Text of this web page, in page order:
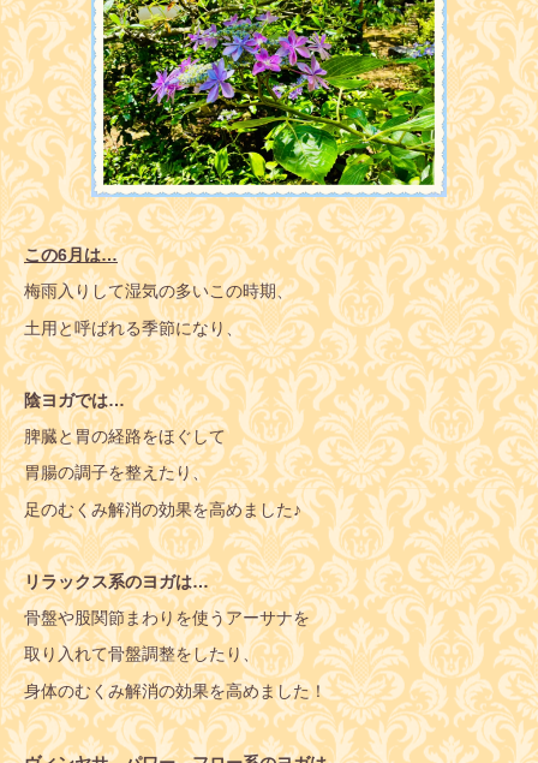
この6月は…
梅雨入りして湿気の多いこの時期、
土用と呼ばれる季節になり、
陰ヨガでは…
脾臓と胃の経路をほぐして
胃腸の調子を整えたり、
足のむくみ解消の効果を高めました♪
リラックス系のヨガは…
骨盤や股関節まわりを使うアーサナを
取り入れて骨盤調整をしたり、
身体のむくみ解消の効果を高めました！